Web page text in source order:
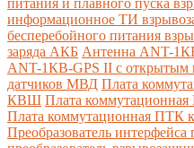
информационное ТИ
бесперебойного питания
заряда АКБ Антенна ANT-
ANT-1КВ-GPS II с открытым
датчиков МВД Плата
КВШ Плата
Плата коммутационная
Преобразователь